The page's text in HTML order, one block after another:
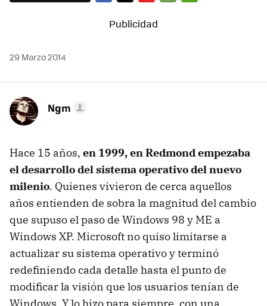
29 Marzo 2014
Ngm
Hace 15 años, en 1999, en Redmond empezaba
el desarrollo del sistema operativo del nuevo
milenio. Quienes vivieron de cerca aquellos
años entienden de sobra la magnitud del cambio
que supuso el paso de Windows 98 y ME a
Windows XP. Microsoft no quiso limitarse a
actualizar su sistema operativo y terminó
redefiniendo cada detalle hasta el punto de
modificar la visión que los usuarios tenían de
Windows. Y lo hizo para siempre, con una